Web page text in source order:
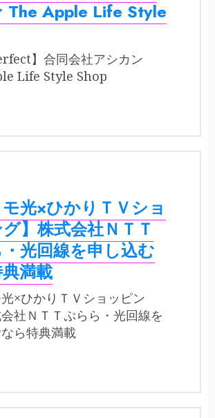
The Apple Life Style
】合同会社アシカン
Life Style Shop
モ光×ひかりＴＶショ
】株式会社ＮＴＴ
光回線を申し込む
満載
光×ひかりＴＶショッピン
社ＮＴＴぷらら・光回線を
ら特典満載